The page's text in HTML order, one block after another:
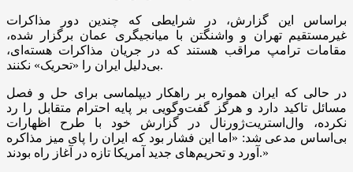
براساس این گزارش، در شرایطی که چندین دور مذاکرات
غیرمستقیم تهران و واشنگتن با میانجیگری عمان برگزار شده،
مقامات ترامپ مراقب هستند که در جریان مذاکرات هسته‌ای،
بی‌دلیل ایران را «تحریک» نکنند.
در حالی که ایران همواره بر راهکار دیپلماسی برای حل و فصل
مسائل تاکید دارد و هرگز گفت‌وگویی بر پایه احترام متقابل را رد
نکرده، وال‌استریت‌ژورنال در گزارش خود با طرح اظهارات
بی‌اساس مدعی شد: «اما این فشار بود که ایران را پای میز مذاکره
آورد و تحریم‌های جدید آمریکا تازه در آغاز راه بودند.»